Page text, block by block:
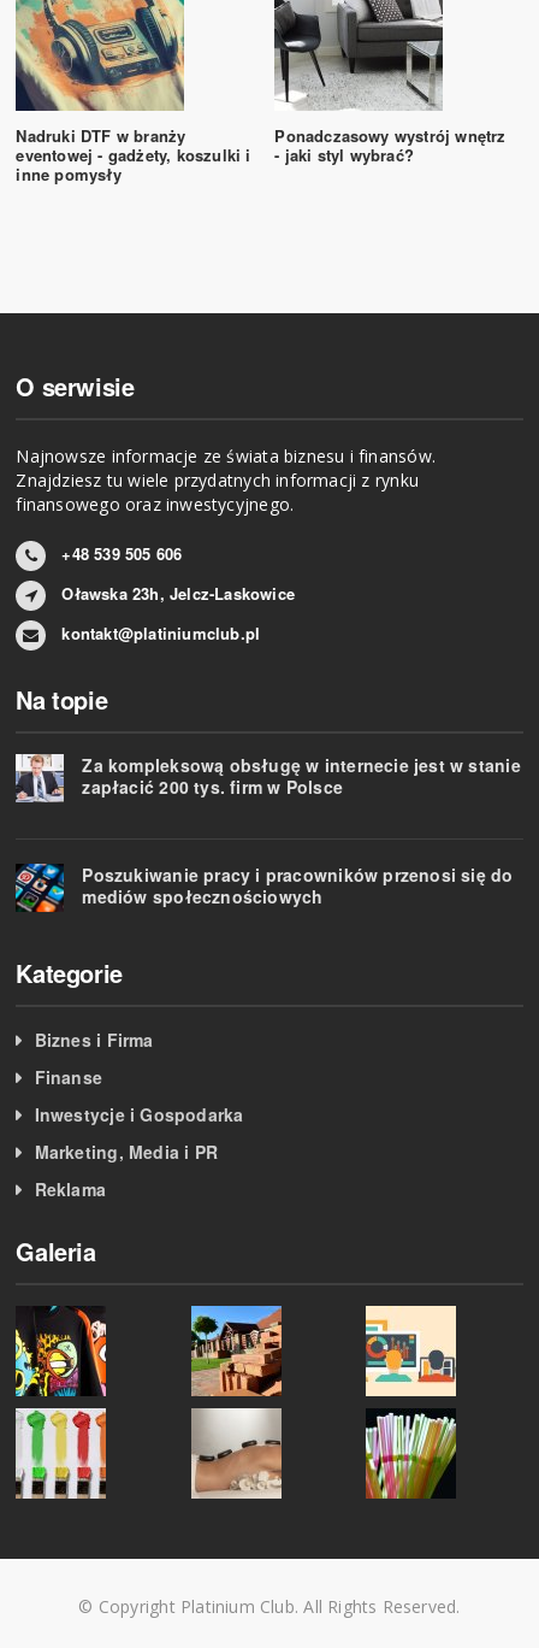
Nadruki DTF w branży
eventowej - gadżety, koszulki i
inne pomysły
Ponadczasowy wystrój wnętrz
- jaki styl wybrać?
O serwisie
Najnowsze informacje ze świata biznesu i finansów.
Znajdziesz tu wiele przydatnych informacji z rynku
finansowego oraz inwestycyjnego.
+48 539 505 606
Oławska 23h, Jelcz-Laskowice
kontakt@platiniumclub.pl
Na topie
Za kompleksową obsługę w internecie jest w stanie
zapłacić 200 tys. firm w Polsce
Poszukiwanie pracy i pracowników przenosi się do
mediów społecznościowych
Kategorie
Biznes i Firma
Finanse
Inwestycje i Gospodarka
Marketing, Media i PR
Reklama
Galeria
© Copyright Platinium Club. All Rights Reserved.